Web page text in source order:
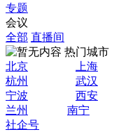
专题
会议
全部 直播间
热门城市
北京
上海
杭州
武汉
宁波
西安
兰州
南宁
社企号